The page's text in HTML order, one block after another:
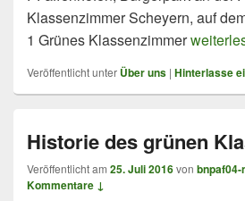
Klassenzimmer Scheyern, auf
1 Grünes KlassenzimmerStatistik
Veröffentlicht unter Über uns | Hinterlasse
Historie des grünen
Veröffentlicht am 25. Juli 2016von bnpaf04-
Kommentare ↓